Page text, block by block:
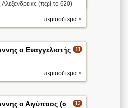
Αλεξανδρείας (περί το 620)
περισσότερα >
11
ο Ευαγγελιστής
περισσότερα >
13
ο Αιγύπτιος (ο